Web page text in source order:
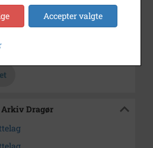
Sogn (1000-2050)
Dragør Sogn (1954-2050)
Dragør
Accepter valgte